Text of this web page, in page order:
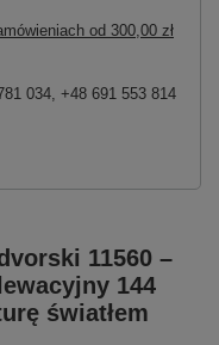
od 300,00 zł
034, +48 691 553 814
11560 –
144
światłem